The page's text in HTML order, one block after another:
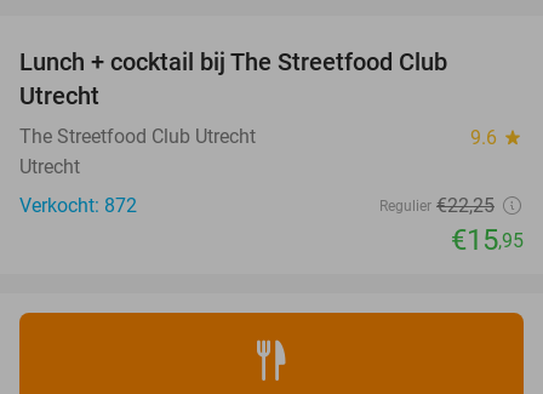
Lunch + cocktail bij The Streetfood Club
Utrecht
The Streetfood Club Utrecht 9.6 star
Utrecht
Verkocht: 872
Regulier €22,25
€15,95